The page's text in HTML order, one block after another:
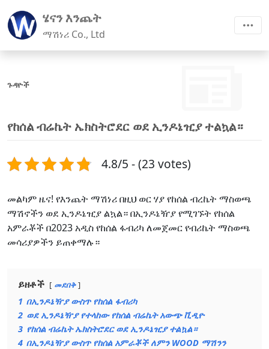
ሄናን እንጨት
ማሽነሪ Co., Ltd
ጉዳዮች
የከሰል ብሬኬት ኤክስትሮደር ወደ ኢንዶኔዢያ ተልኳል።
4.8/5 - (23 votes)
መልካም ዜና! የእንጨት ማሽነሪ በዚህ ወር ሃያ ​​የከሰል ብረኬት ማስወጫ
ማሽኖችን ወደ ኢንዶኔዢያ ልኳል። በኢንዶኔዥያ የሚገኙት የከሰል
አምራቾች በ2023 አዲስ የከሰል ፋብሪካ ለመጀመር የብሪኬት ማስወጫ
መሳሪያዎችን ይጠቀማሉ።
ይዘቶች መደበቅ
1 በኢንዶኔዥያ ውስጥ የከሰል ፋብሪካ
2 ወደ ኢንዶኔዥያ የተላከው የከሰል ብሬኬት አውጭ ቪዲዮ
3 የከሰል ብሬኬት ኤክስትሮደር ወደ ኢንዶኔዢያ ተልኳል።
4 በኢንዶኔዥያ ውስጥ የከሰል አምራቾች ለምን WOOD ማሽንን